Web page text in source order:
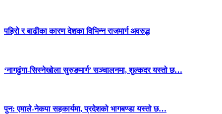
पहिरो र बाढीका कारण देशका विभिन्न राजमार्ग अवरुद्ध
‘नागढुंगा-सिस्नेखोला सुरुङमार्ग’ सञ्चालनमा, शुल्कदर यस्तो छ…
पुन: एमाले-नेकपा सहकार्यमा, प्रदेशको भागबण्डा यस्तो छ…